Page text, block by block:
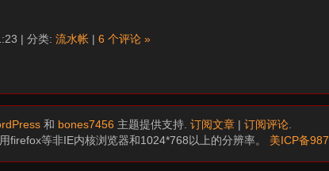
| 分类: 流水帐 | 6 个评论 »
和 bones7456 主题提供支持.订阅文章 |订阅评论
firefox等非IE内核浏览器和1024*768以上的分辨率。 美ICP备